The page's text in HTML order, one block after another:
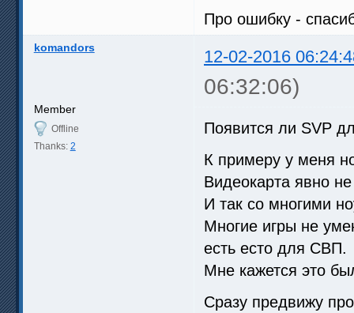
Про ошибку -
komandors 12-02-2016
06:32:06)
Member
Offline
Thanks: 2
Появится ли SVP
К примеру у меня
Видеокарта явно
И так со многими
Многие игры не
есть есто для СВП.
Мне кажется это
Сразу предвижу